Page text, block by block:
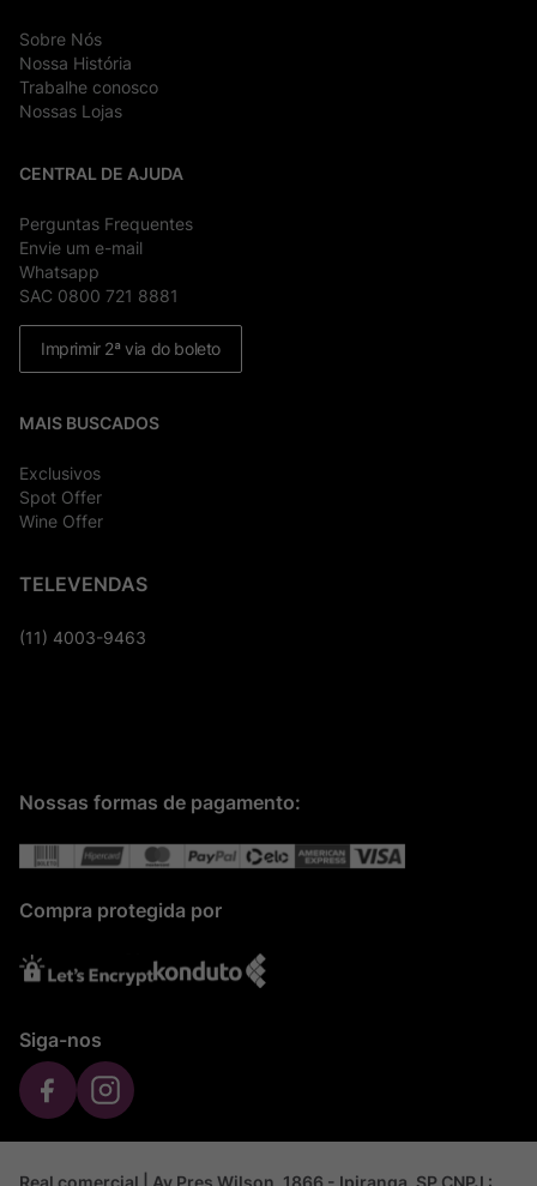
Sobre Nós
Nossa História
Trabalhe conosco
Nossas Lojas
CENTRAL DE AJUDA
Perguntas Frequentes
Envie um e-mail
Whatsapp
SAC 0800 721 8881
Imprimir 2ª via do boleto
MAIS BUSCADOS
Exclusivos
Spot Offer
Wine Offer
TELEVENDAS
(11) 4003-9463
Nossas formas de pagamento:
Compra protegida por
Siga-nos
Real comercial | Av Pres Wilson, 1866 - Ipiranga, SP CNPJ :